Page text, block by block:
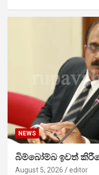
NEWS
බිම්බෝම්බ ඉවත්
August 5, 2026 editor